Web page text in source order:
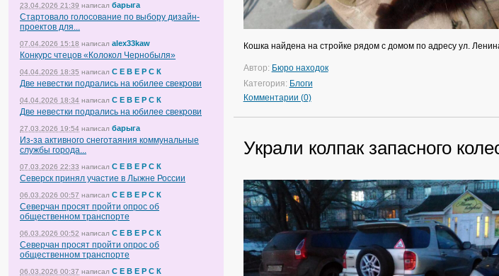
23.04.2026 21:39 написал барыга
Стартовало голосование по выбору дизайн-
проектов для...
07.04.2026 15:18 написал alex33kaw
Конкурс чтецов «Колокол Чернобыля»
04.04.2026 18:35 написал С Е В Е Р С К
Две невестки подрались на юбилее свекрови
04.04.2026 18:34 написал С Е В Е Р С К
Две невестки подрались на юбилее свекрови
27.03.2026 19:54 написал барыга
Из-за активного снеготаяния коммунальные
службы города...
07.03.2026 22:33 написал С Е В Е Р С К
Северск принял участие в Лыжне России
06.03.2026 00:57 написал С Е В Е Р С К
Северчан просят пройти опрос об
общественном транспорте
06.03.2026 00:52 написал С Е В Е Р С К
Северчан просят пройти опрос об
общественном транспорте
06.03.2026 00:37 написал С Е В Е Р С К
Кошка найдена на стройке рядом с домом по адресу ул.
Автор: Бюро находок
Категория: Блоги
Комментарии (0)
Украли колпак запасного